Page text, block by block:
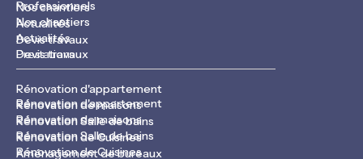
Professionnels
Nos chantiers
Nos chantiers
Actualités
Actualités
Devis travaux
Devis travaux
Prestations
Rénovation d'appartement
Rénovation d'appartement
Rénovation de maisons
Rénovation de maisons
Rénovation Salle de bains
Rénovation Salle de bains
Rénovation de Cuisines
Rénovation de Cuisines
Aménagement de bureaux